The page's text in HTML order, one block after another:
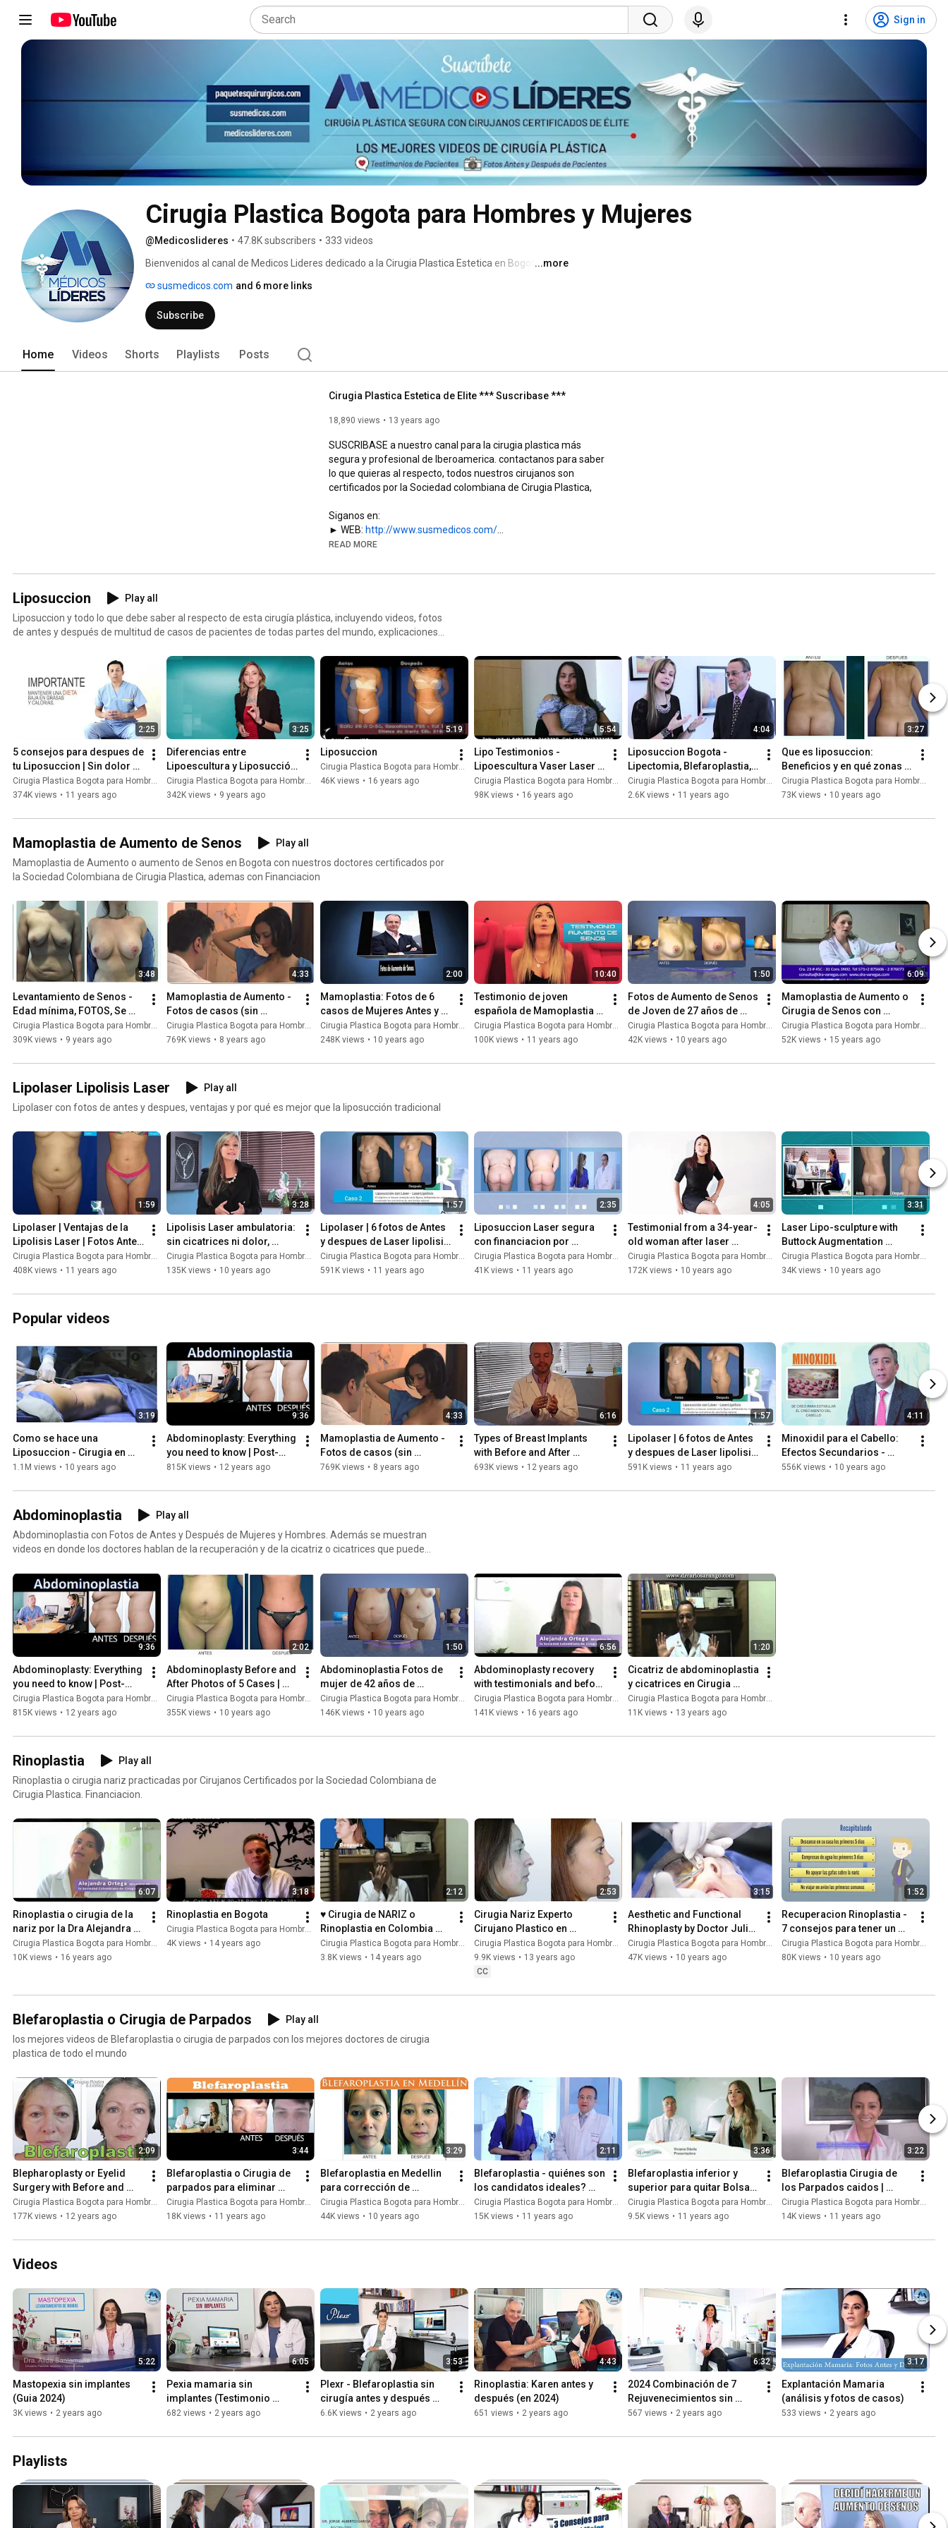
Sign in
Cirugia Plastica Bogota para Hombres y Mujeres
@Medicoslideres • 47.8K subscribers • 333 videos
Bienvenidos al canal de Medicos Lideres dedicado a la Cirugia Plastica Estetica en Bogota
los Mejores Cirujanos Plasticos Esteticos de Bogota Colombia, los mas seguros y con mayor
experiencia, todos con certificacion oficial de la Sociedad Colombiana de Cirugia Plastica .Si
quiere realizarse alguno de los siguientes procedimientos le podemos ayudar con una
Colombia y le ayudaremos:
...more
susmedicos.com and 6 more links
Subscribe
Home Videos Shorts Playlists Posts
Cirugia Plastica Estetica de Elite *** Suscribase ***
18,890 views 13 years ago
SUSCRIBASE a nuestro canal para la cirugia plastica más
segura y profesional de Iberoamerica. contactanos para saber
lo que quieras al respecto, todos nuestros cirujanos son
certificados por la Sociedad colombiana de Cirugia Plastica,
Siganos en:
► WEB: http://www.susmedicos.com/
► Facebook
► Google+ http://gplus.to/susmedicos
http://www.youtube.com/user/SusMedicos
READ MORE
Liposuccion
Play all
Liposuccion y todo lo que debe saber al respecto de esta cirugía plástica, incluyendo videos, fotos
de antes y después de multitud de casos de pacientes de todas partes del mundo, explicaciones
recomendaciones para el posoperatorio de liposuccion, la diferencia entre ésta y una
lipoescultura, los tipos que hay, la anestesia que se debe aplicar, y por supuesto, los posibles
riesgos.
2:25
5 consejos para despues de
tu Liposuccion | Sin dolor
Postoperatorio liposuccion
Cirugia Plastica Bogota para Hombres y Mujeres
374K views • 11 years ago
3:25
Diferencias entre
Lipoescultura y Liposucción
y zonas del cuerpo que se
pueden tratar
Cirugia Plastica Bogota para Hombres y Mujeres
342K views • 9 years ago
5:19
Liposuccion
Cirugia Plastica Bogota para Hombres y Mujeres
46K views • 16 years ago
5:54
Lipo Testimonios -
Lipoescultura Vaser Laser y
Tradicional en Colombia
Cirugia Plastica Bogota para Hombres y Mujeres
98K views • 16 years ago
4:04
Liposuccion Bogota -
Lipectomia, Blefaroplastia,
Injertos Capilares y
Mamoplastia Colombia
Cirugia Plastica Bogota para Hombres y Mujeres
2.6K views • 11 years ago
3:27
Que es liposuccion:
Beneficios y en qué zonas
del cuerpo se puede hacer?
| Fotos Lipoescultura
Cirugia Plastica Bogota para Hombres y Mujeres
73K views • 10 years ago
Mamoplastia de Aumento de Senos
Play all
Mamoplastia de Aumento o aumento de Senos en Bogota con nuestros doctores certificados por
la Sociedad Colombiana de Cirugia Plastica, ademas con Financiacion
3:48
Levantamiento de Senos -
Edad mínima, FOTOS, Se
puede combinar la Pexia
Mamaria con el aumento?
Cirugia Plastica Bogota para Hombres y Mujeres
309K views • 9 years ago
4:33
Mamoplastia de Aumento -
Fotos de casos (sin
censura)
Cirugia Plastica Bogota para Hombres y Mujeres
769K views • 8 years ago
2:00
Mamoplastia: Fotos de 6
casos de Mujeres Antes y
Después - Aumento de
Senos en Colombia
Cirugia Plastica Bogota para Hombres y Mujeres
248K views • 10 years ago
10:40
Testimonio de joven
española de Mamoplastia
de Aumento de senos |
Resultados naturales
Cirugia Plastica Bogota para Hombres y Mujeres
100K views • 11 years ago
1:50
Fotos de Aumento de Senos
de Joven de 27 años de
Medellín antes y despues  -
Dr. Jaime Molina
Cirugia Plastica Bogota para Hombres y Mujeres
42K views • 10 years ago
6:09
Mamoplastia de Aumento o
Cirugia de Senos con
Resultados Naturales Sin
Cicatrices
Cirugia Plastica Bogota para Hombres y Mujeres
52K views • 15 years ago
Lipolaser Lipolisis Laser
Play all
Lipolaser con fotos de antes y despues, ventajas y por qué es mejor que la liposucción tradicional
1:59
Lipolaser | Ventajas de la
Lipolisis Laser | Fotos Antes
y Después
Cirugia Plastica Bogota para Hombres y Mujeres
408K views • 11 years ago
3:28
Lipolisis Laser ambulatoria:
sin cicatrices ni dolor,
Resultados inmediatos en
Bogotá
Cirugia Plastica Bogota para Hombres y Mujeres
135K views • 10 years ago
1:57
Lipolaser | 6 fotos de Antes
y despues de Laser lipolisis
en Bogota | Liposucción con
Láser
Cirugia Plastica Bogota para Hombres y Mujeres
591K views • 11 years ago
2:35
Liposuccion Laser segura
con financiacion por
cirujano certificado de
Bogotá para Hombres y
Cirugia Plastica Bogota para Hombres y Mujeres
41K views • 11 years ago
4:05
Testimonial from a 34-year-
old woman after laser
liposuction | Plastic Surgery
in Colombia
Cirugia Plastica Bogota para Hombres y Mujeres
172K views • 10 years ago
3:31
Laser Lipo-sculpture with
Buttock Augmentation
without Implants | Gluteal
Lipo-sculpture in Bogota
Cirugia Plastica Bogota para Hombres y Mujeres
34K views • 10 years ago
Popular videos
3:19
Como se hace una
Liposuccion - Cirugia en
quirófano - Liposucción
1.1M views • 10 years ago
9:36
Abdominoplasty: Everything
you need to know | Post-
operative care, Scars,
815K views • 12 years ago
4:33
Mamoplastia de Aumento -
Fotos de casos (sin
censura)
769K views • 8 years ago
6:16
Types of Breast Implants
with Before and After
PHOTOS of Breast
693K views • 12 years ago
1:57
Lipolaser | 6 fotos de Antes
y despues de Laser lipolisis
en Bogota | Liposucción con
591K views • 11 years ago
4:11
Minoxidil para el Cabello:
Efectos Secundarios -
Tratamientos para la
556K views • 10 years ago
Abdominoplastia
Play all
Abdominoplastia con Fotos de Antes y Después de Mujeres y Hombres. Además se muestran
videos en donde los doctores hablan de la recuperación y de la cicatriz o cicatrices que puede
Colombia. Los cirujanos plásticos enseñan cómo debe ser esta cirugía, y cuáles deben ser los
cuidados que debe tener en el postoperatorio. La abdominoplastia muchas veces se combina con
otros procedimientos como la liposucción o la lipectomía para lograr que el o la paciente quede
con un cuerpo esbelto.
9:36
Abdominoplasty: Everything
you need to know | Post-
operative care, Scars,
Before and after photos...
Cirugia Plastica Bogota para Hombres y Mujeres
815K views • 12 years ago
2:02
Abdominoplasty Before and
After Photos of 5 Cases |
Tummy Tuck in Bogota
Colombia
Cirugia Plastica Bogota para Hombres y Mujeres
355K views • 10 years ago
1:50
Abdominoplastia Fotos de
mujer de 42 años de
Medellin con el Antes y
Despues
Cirugia Plastica Bogota para Hombres y Mujeres
146K views • 10 years ago
6:56
Abdominoplasty recovery
with testimonials and before
and after photos of
abdominal lipectomy
Cirugia Plastica Bogota para Hombres y Mujeres
141K views • 16 years ago
1:20
Cicatriz de abdominoplastia
y cicatrices en Cirugia
Plastica de Senos Nariz
Cirugia Plastica Bogota para Hombres y Mujeres
11K views • 13 years ago
Rinoplastia
Play all
Rinoplastia o cirugia nariz practicadas por Cirujanos Certificados por la Sociedad Colombiana de
Cirugia Plastica. Financiacion.
6:07
Rinoplastia o cirugia de la
nariz por la Dra Alejandra
Ortega cirujana plastica
Cirugia Plastica Bogota para Hombres y Mujeres
10K views • 16 years ago
3:18
Rinoplastia en Bogota
Cirugia Plastica Bogota para Hombres y Mujeres
4K views • 14 years ago
2:12
♥ Cirugia de NARIZ o
Rinoplastia en Colombia
para Hombres y Mujeres
Cirugia Plastica Bogota para Hombres y Mujeres
3.8K views • 14 years ago
2:53
Cirugia Nariz Experto
Cirujano Plastico en
Rinoplastia o Cirugia de la
Nariz con Financiacion
Cirugia Plastica Bogota para Hombres y Mujeres
9.9K views • 13 years ago
CC
3:15
Aesthetic and Functional
Rhinoplasty by Doctor Julio
Gil | Plastic Surgery Bogota
Colombia
Cirugia Plastica Bogota para Hombres y Mujeres
47K views • 10 years ago
1:52
Recuperacion Rinoplastia -
7 consejos para tener un
postoperatorio exitoso
Cirugia Plastica Bogota para Hombres y Mujeres
80K views • 10 years ago
Blefaroplastia o Cirugia de Parpados
Play all
los mejores videos de Blefaroplastia o cirugia de parpados con los mejores doctores de cirugia
plastica de todo el mundo
2:09
Blepharoplasty or Eyelid
Surgery with Before and
After Photos | Plastic
Surgery Bogota
Cirugia Plastica Bogota para Hombres y Mujeres
177K views • 12 years ago
3:44
Blefaroplastia o Cirugia de
parpados para eliminar
ojeras y levantamiento de
parpados
Cirugia Plastica Bogota para Hombres y Mujeres
18K views • 11 years ago
3:29
Blefaroplastia en Medellin
para corrección de
párpados caídos por
cirujano experto certificado
Cirugia Plastica Bogota para Hombres y Mujeres
44K views • 10 years ago
2:11
Blefaroplastia - quiénes son
los candidatos ideales?
cicatrices, anestesia |
Cirugia de parpados
Cirugia Plastica Bogota para Hombres y Mujeres
15K views • 11 years ago
3:36
Blefaroplastia inferior y
superior para quitar Bolsas
en los Ojos y Ojeras y
levantar los parpados
Cirugia Plastica Bogota para Hombres y Mujeres
9.5K views • 11 years ago
3:22
Blefaroplastia Cirugia de
los Parpados caidos |
Postoperatorio en Bogota
Cirugia Plastica Bogota para Hombres y Mujeres
14K views • 11 years ago
Videos
5:22
Mastopexia sin implantes
(Guia 2024)
3K views • 2 years ago
6:05
Pexia mamaria sin
implantes (Testimonio
universitaria en 2024)
682 views • 2 years ago
3:53
Plexr - Blefaroplastia sin
cirugía antes y después
(Fotos 2024)
6.6K views • 2 years ago
4:43
Rinoplastia: Karen antes y
después (en 2024)
651 views • 2 years ago
6:32
2024 Combinación de 7
Rejuvenecimientos sin
cirugia
567 views • 2 years ago
3:17
Explantación Mamaria
(análisis y fotos de casos)
533 views • 2 years ago
Playlists